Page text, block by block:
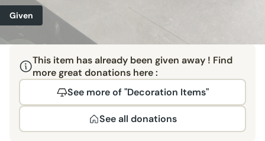
Given
This item has already been given away ! Find
more great donations here :
See more of "Decoration Items"
See all donations